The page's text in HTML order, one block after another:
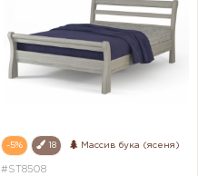
-5% 18 Массив бука (ясеня)
#ST8508